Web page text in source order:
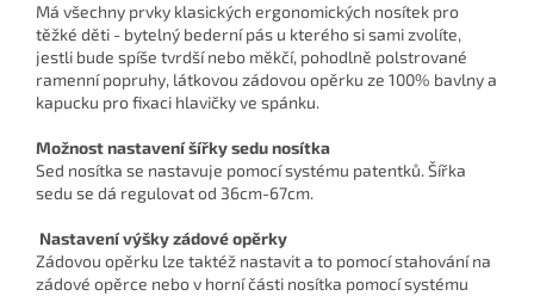
Má všechny prvky klasických ergonomických nosítek pro
těžké děti - bytelný bederní pás u kterého si sami zvolíte,
jestli bude spíše tvrdší nebo měkčí, pohodlně polstrované
ramenní popruhy, látkovou zádovou opěrku ze 100% bavlny a
kapucku pro fixaci hlavičky ve spánku.
Možnost nastavení šířky sedu nosítka
Sed nosítka se nastavuje pomocí systému patentků. Šířka
sedu se dá regulovat od 36cm-67cm.
Nastavení výšky zádové opěrky
Zádovou opěrku lze taktéž nastavit a to pomocí stahování na
zádové opěrce nebo v horní části nosítka pomocí systému